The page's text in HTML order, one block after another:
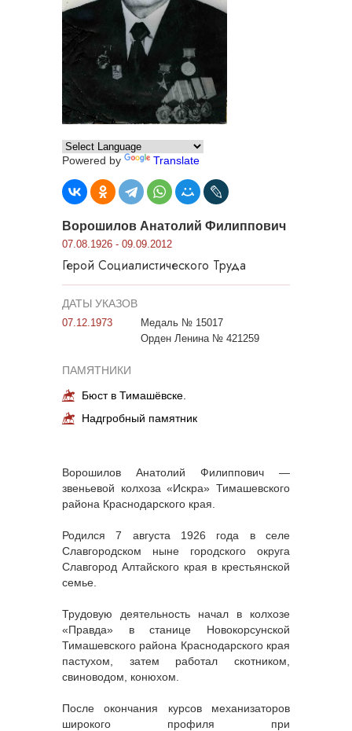
Powered by Translate
Ворошилов Анатолий Филиппович
07.08.1926 - 09.09.2012
Герой Социалистического Труда
ДАТЫ УКАЗОВ
07.12.1973
Медаль № 15017
Орден Ленина № 421259
ПАМЯТНИКИ
Бюст в Тимашёвске.
Надгробный памятник
Ворошилов Анатолий Филиппович —
звеньевой колхоза «Искра» Тимашевского
района Краснодарского края.
Родился 7 августа 1926 года в селе
Славгородском ныне городского округа
Славгород Алтайского края в крестьянской
семье.
Трудовую деятельность начал в колхозе
«Правда» в станице Новокорсунской
Тимашевского района Краснодарского края
пастухом, затем работал скотником,
свиноводом, конюхом.
После окончания курсов механизаторов
широкого профиля при